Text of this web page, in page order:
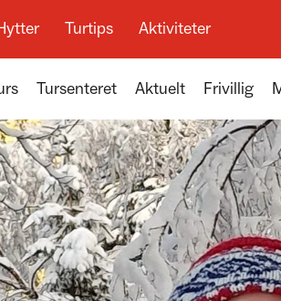
Turtips Aktiviteter
Tursenteret Aktuelt Frivillig